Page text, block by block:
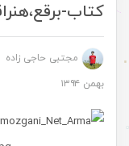
کتاب-
مجتبی حاجی زاده
بهمن ۱۳۹۴